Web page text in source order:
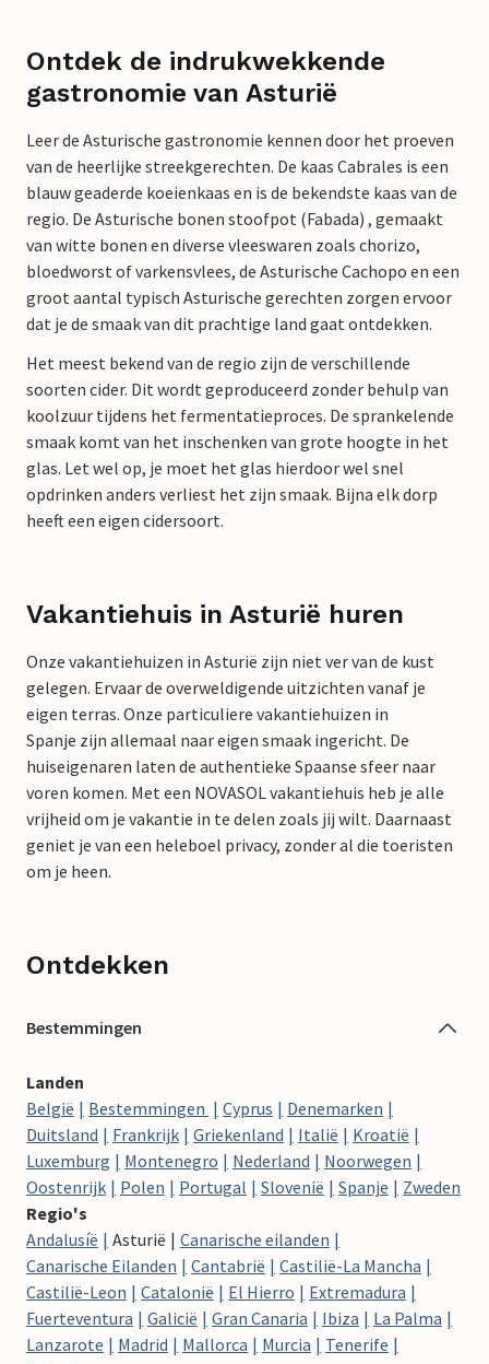
Ontdek de indrukwekkende
gastronomie van Asturië
Leer de Asturische gastronomie kennen door het proeven
van de heerlijke streekgerechten. De kaas Cabrales is een
blauw geaderde koeienkaas en is de bekendste kaas van de
regio. De Asturische bonen stoofpot (Fabada) , gemaakt
van witte bonen en diverse vleeswaren zoals chorizo,
bloedworst of varkensvlees, de Asturische Cachopo en een
groot aantal typisch Asturische gerechten zorgen ervoor
dat je de smaak van dit prachtige land gaat ontdekken.
Het meest bekend van de regio zijn de verschillende
soorten cider. Dit wordt geproduceerd zonder behulp van
koolzuur tijdens het fermentatieproces. De sprankelende
smaak komt van het inschenken van grote hoogte in het
glas. Let wel op, je moet het glas hierdoor wel snel
opdrinken anders verliest het zijn smaak. Bijna elk dorp
heeft een eigen cidersoort.
Vakantiehuis in Asturië huren
Onze vakantiehuizen in Asturië zijn niet ver van de kust
gelegen. Ervaar de overweldigende uitzichten vanaf je
eigen terras. Onze particuliere vakantiehuizen in
Spanje zijn allemaal naar eigen smaak ingericht. De
huiseigenaren laten de authentieke Spaanse sfeer naar
voren komen. Met een NOVASOL vakantiehuis heb je alle
vrijheid om je vakantie in te delen zoals jij wilt. Daarnaast
geniet je van een heleboel privacy, zonder al die toeristen
om je heen.
Ontdekken
Bestemmingen
Landen
België
Bestemmingen Cyprus
Denemarken
Duitsland
Frankrijk Griekenland Italië
Kroatië
Luxemburg
Montenegro Nederland
Noorwegen
Oostenrijk
Polen Portugal Slovenië Spanje
Zweden
Regio's
Andalusíë
Asturië
Canarische eilanden
Canarische Eilanden
Cantabrië
Castilië-La Mancha
Castilië-Leon
Catalonië El Hierro
Extremadura
Fuerteventura
Galicië Gran Canaria Ibiza
La Palma
Lanzarote
Madrid Mallorca Murcia
Tenerife